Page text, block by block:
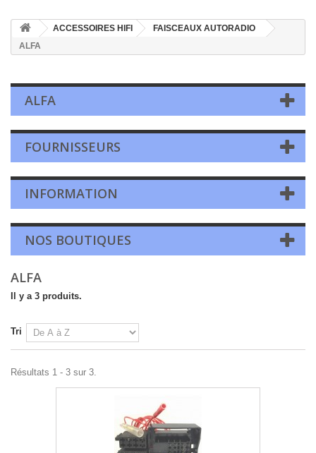
ACCESSOIRES HIFI
FAISCEAUX AUTORADIO
ALFA
ALFA
FOURNISSEURS
INFORMATION
NOS BOUTIQUES
ALFA
Il y a 3 produits.
Tri
Résultats 1 - 3 sur 3.